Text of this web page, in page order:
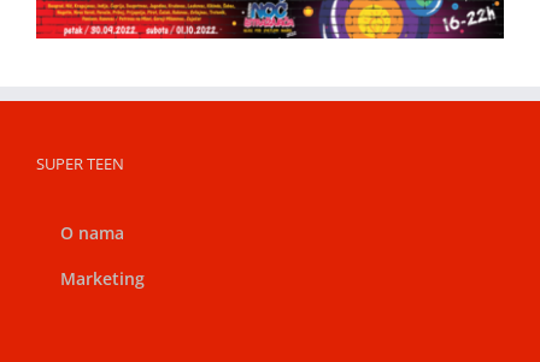
SUPER TEEN
O nama
Marketing